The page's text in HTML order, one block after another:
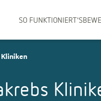
SO FUNKTIONIERT'S
Kliniken